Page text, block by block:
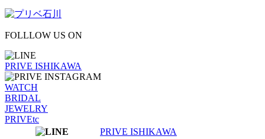
FOLLLOW US ON
PRIVE ISHIKAWA
WATCH
BRIDAL
JEWELRY
PRIVEtc
PRIVE ISHIKAWA